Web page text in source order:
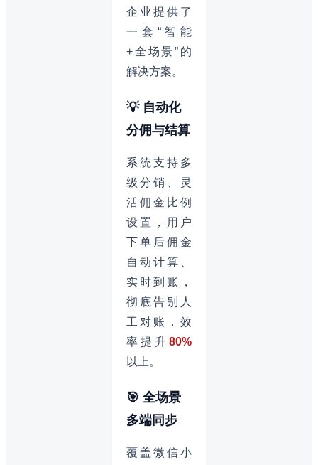
企业提供了
一套“智能
+全场景”的
解决方案。
💡 自动化
分佣与结算
系统支持多
级分销、灵
活佣金比例
设置，用户
下单后佣金
自动计算、
实时到账，
彻底告别人
工对账，效
率提升 80%
以上。
🎯 全场景
多端同步
覆盖微信小